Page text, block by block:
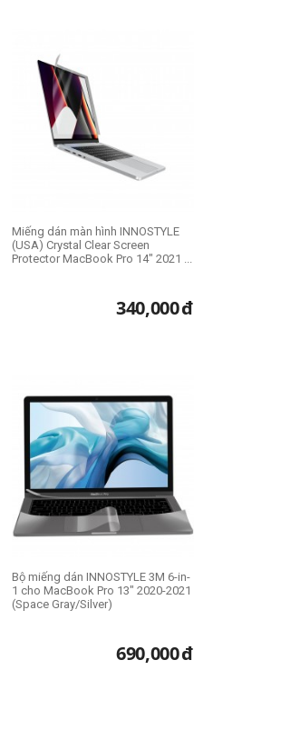
Miếng dán màn hình INNOSTYLE
(USA) Crystal Clear Screen
Protector MacBook Pro 14" 2021 ...
340,000đ
Bộ miếng dán INNOSTYLE 3M 6-in-
1 cho MacBook Pro 13" 2020-2021
(Space Gray/Silver)
690,000đ